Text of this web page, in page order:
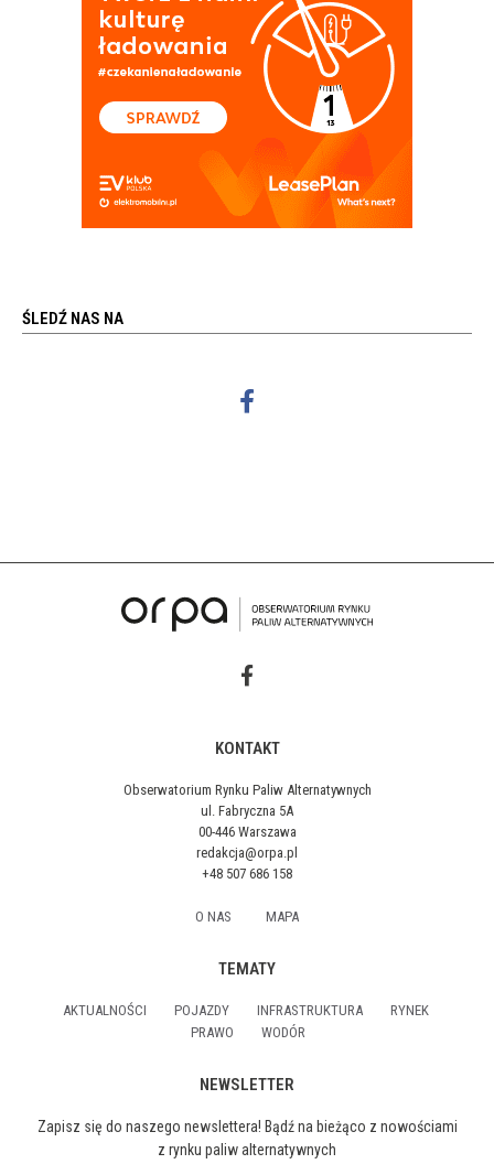
ŚLEDŹ NAS NA
KONTAKT
Obserwatorium Rynku Paliw Alternatywnych
ul. Fabryczna 5A
00-446 Warszawa
redakcja@orpa.pl
+48 507 686 158
O NAS MAPA
TEMATY
AKTUALNOŚCI POJAZDY INFRASTRUKTURA
RYNEK
PRAWO
WODÓR
NEWSLETTER
Zapisz się do naszego newslettera! Bądź na bieżąco z nowościami
z rynku paliw alternatywnych